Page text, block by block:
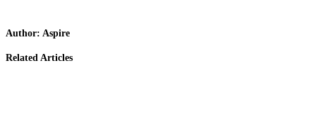
Author: Aspire
Related Articles